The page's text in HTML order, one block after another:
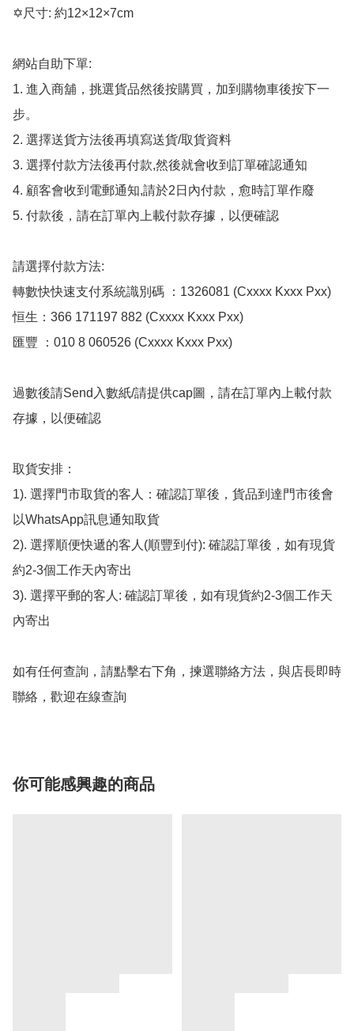
✡️尺寸: 約12×12×7cm
網站自助下單:
1. 進入商舖，挑選貨品然後按購買，加到購物車後按下一
步。
2. 選擇送貨方法後再填寫送貨/取貨資料
3. 選擇付款方法後再付款,然後就會收到訂單確認通知
4. 顧客會收到電郵通知,請於2日內付款，愈時訂單作廢
5. 付款後，請在訂單內上載付款存據，以便確認
請選擇付款方法:
轉數快快速支付系統識別碼 ：1326081 (Cxxxx Kxxx Pxx)
恒生：366 171197 882 (Cxxxx Kxxx Pxx)
匯豐 ：010 8 060526 (Cxxxx Kxxx Pxx)
過數後請Send入數紙/請提供cap圖，請在訂單內上載付款
存據，以便確認
取貨安排：
1). 選擇門市取貨的客人：確認訂單後，貨品到達門市後會
以WhatsApp訊息通知取貨
2). 選擇順便快遞的客人(順豐到付): 確認訂單後，如有現貨
約2-3個工作天內寄出
3). 選擇平郵的客人: 確認訂單後，如有現貨約2-3個工作天
內寄出
如有任何查詢，請點擊右下角，揀選聯絡方法，與店長即時
聯絡，歡迎在線查詢
你可能感興趣的商品